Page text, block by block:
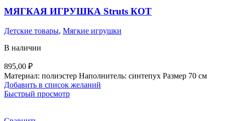
МЯГКАЯ ИГРУШКА Struts КОТ
Детские товары, Мягкие игрушки
В наличии
895,00 ₽
Материал: полиэстер Наполнитель: синтепух Размер 70 см
Добавить в список желаний
Быстрый просмотр